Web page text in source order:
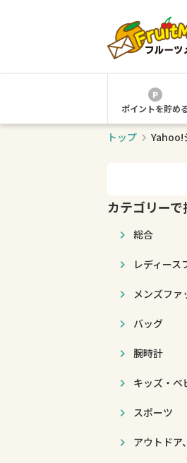
ポイントを貯め
トップ Yahoo!
カテゴリーで
総合
レディース
メンズファ
バッグ
腕時計
キッズ・ベ
スポーツ
アウトドア